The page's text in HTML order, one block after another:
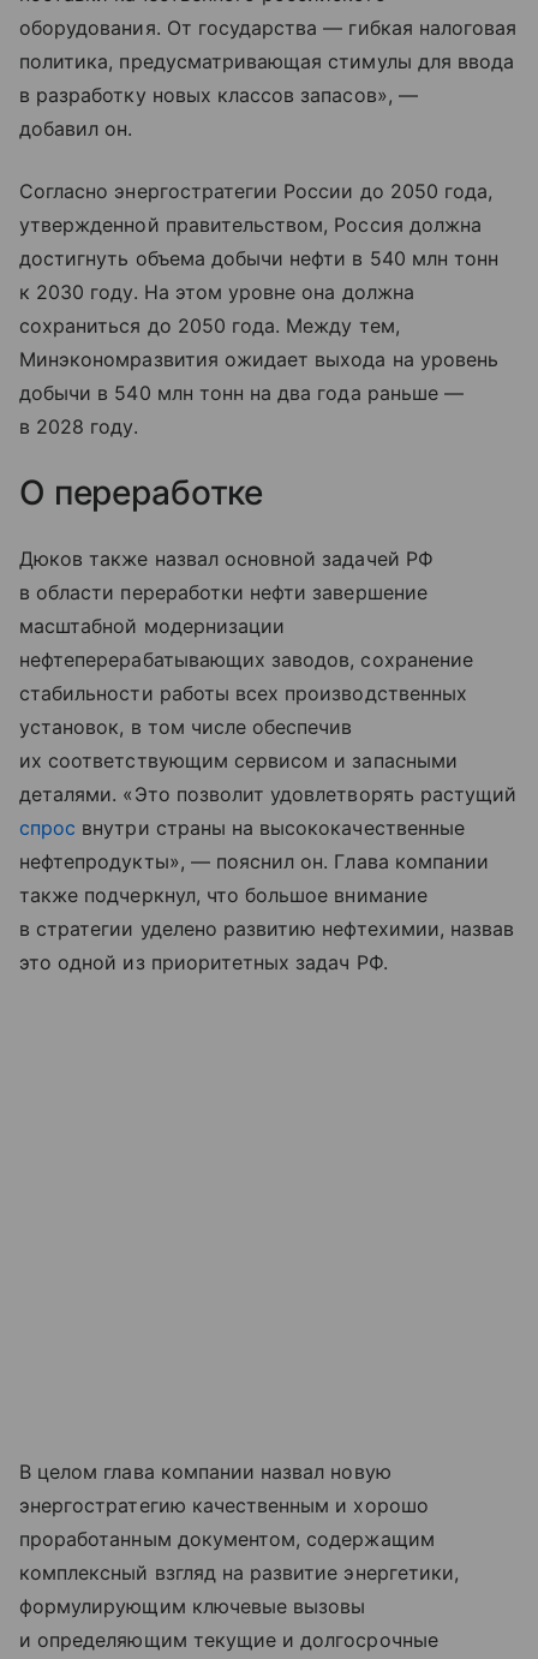
оборудования. От государства — гибкая налоговая
политика, предусматривающая стимулы для ввода
в разработку новых классов запасов», —
добавил он.
Согласно энергостратегии России до 2050 года,
утвержденной правительством, Россия должна
достигнуть объема добычи нефти в 540 млн тонн
к 2030 году. На этом уровне она должна
сохраниться до 2050 года. Между тем,
Минэкономразвития ожидает выхода на уровень
добычи в 540 млн тонн на два года раньше —
в 2028 году.
О переработке
Дюков также назвал основной задачей РФ
в области переработки нефти завершение
масштабной модернизации
нефтеперерабатывающих заводов, сохранение
стабильности работы всех производственных
установок, в том числе обеспечив
их соответствующим сервисом и запасными
деталями. «Это позволит удовлетворять растущий
спрос внутри страны на высококачественные
нефтепродукты», — пояснил он. Глава компании
также подчеркнул, что большое внимание
в стратегии уделено развитию нефтехимии, назвав
это одной из приоритетных задач РФ.
В целом глава компании назвал новую
энергостратегию качественным и хорошо
проработанным документом, содержащим
комплексный взгляд на развитие энергетики,
формулирующим ключевые вызовы
и определяющим текущие и долгосрочные